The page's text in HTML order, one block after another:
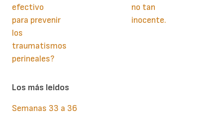
efectivo
para prevenir
los
traumatismos
perineales?
no tan
inocente.
Los más leidos
Semanas 33 a 36